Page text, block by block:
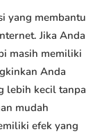
yang membantu
Jika Anda
masih memiliki
Anda
lebih kecil tanpa
mudah
efek yang